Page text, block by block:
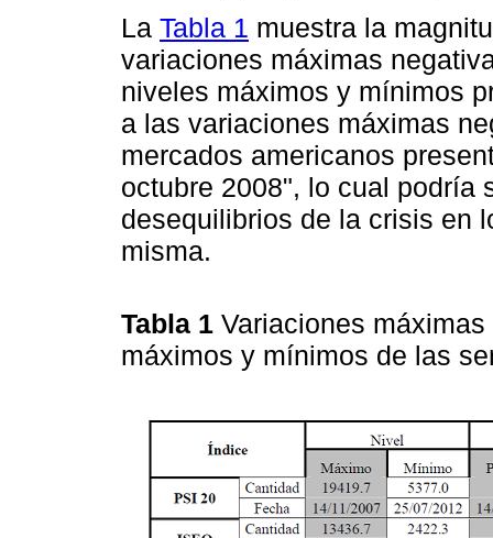
La Tabla 1 muestra la
variaciones máximas
niveles máximos y mínimos
a las variaciones máximas
mercados americanos
octubre 2008", lo cual podría
desequilibrios de la crisis en
misma.
Tabla 1 Variaciones
máximos y mínimos de las